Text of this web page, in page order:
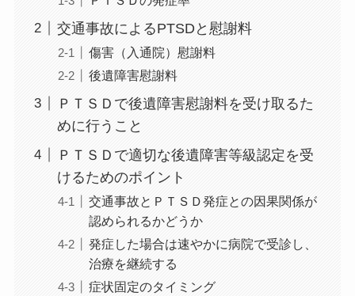
交通事故によるPTSDと慰謝料
傷害（入通院）慰謝料
後遺障害慰謝料
ＰＴＳＤで後遺障害慰謝料を受け取るた
めに行うこと
ＰＴＳＤで適切な後遺障害等級認定を受
けるためのポイント
交通事故とＰＴＳＤ発症との因果関係が
認められるかどうか
発症した場合は速やかに病院で受診し、
治療を継続する
症状固定のタイミング